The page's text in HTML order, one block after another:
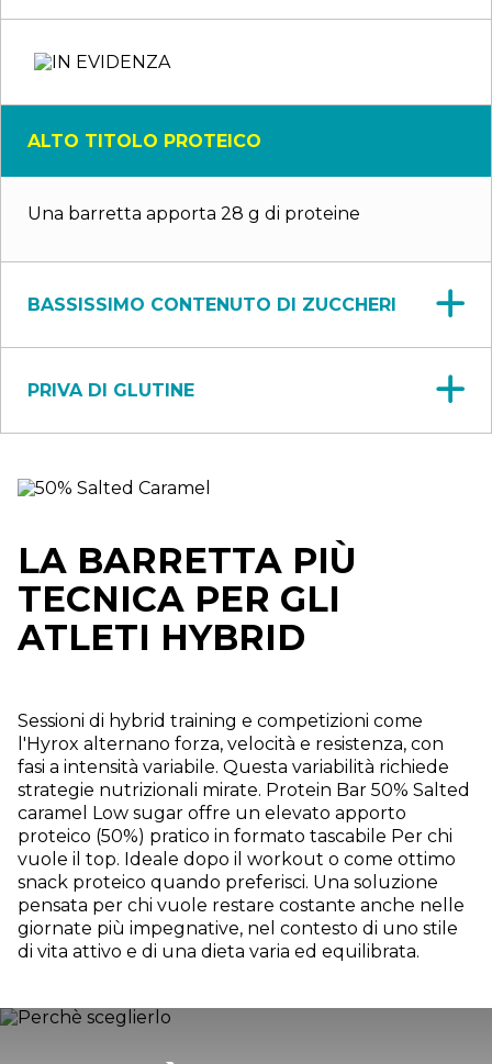
ALTO TITOLO PROTEICO
Una barretta apporta 28 g di proteine
BASSISSIMO CONTENUTO DI ZUCCHERI
PRIVA DI GLUTINE
LA BARRETTA PIÙ
TECNICA PER GLI
ATLETI HYBRID
Sessioni di hybrid training e competizioni come
l'Hyrox alternano forza, velocità e resistenza, con
fasi a intensità variabile. Questa variabilità richiede
strategie nutrizionali mirate. Protein Bar 50% Salted
caramel Low sugar offre un elevato apporto
proteico (50%) pratico in formato tascabile Per chi
vuole il top. Ideale dopo il workout o come ottimo
snack proteico quando preferisci. Una soluzione
pensata per chi vuole restare costante anche nelle
giornate più impegnative, nel contesto di uno stile
di vita attivo e di una dieta varia ed equilibrata.